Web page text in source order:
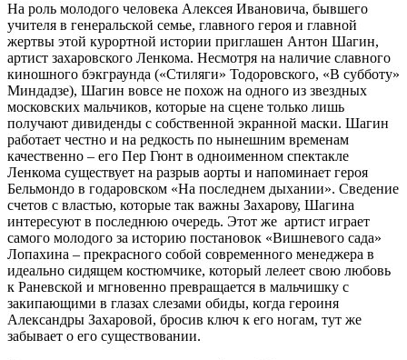
На роль молодого человека Алексея Ивановича, бывшего
учителя в генеральской семье, главного героя и главной
жертвы этой курортной истории приглашен Антон Шагин,
артист захаровского Ленкома. Несмотря на наличие славного
киношного бэкграунда («Стиляги» Тодоровского, «В субботу»
Миндадзе), Шагин вовсе не похож на одного из звездных
московских мальчиков, которые на сцене только лишь
получают дивиденды с собственной экранной маски. Шагин
работает честно и на редкость по нынешним временам
качественно – его Пер Гюнт в одноименном спектакле
Ленкома существует на разрыв аорты и напоминает героя
Бельмондо в годаровском «На последнем дыхании». Сведение
счетов с властью, которые так важны Захарову, Шагина
интересуют в последнюю очередь. Этот же артист играет
самого молодого за историю постановок «Вишневого сада»
Лопахина – прекрасного собой современного менеджера в
идеально сидящем костюмчике, который лелеет свою любовь
к Раневской и мгновенно превращается в мальчишку с
закипающими в глазах слезами обиды, когда героиня
Александры Захаровой, бросив ключ к его ногам, тут же
забывает о его существовании.